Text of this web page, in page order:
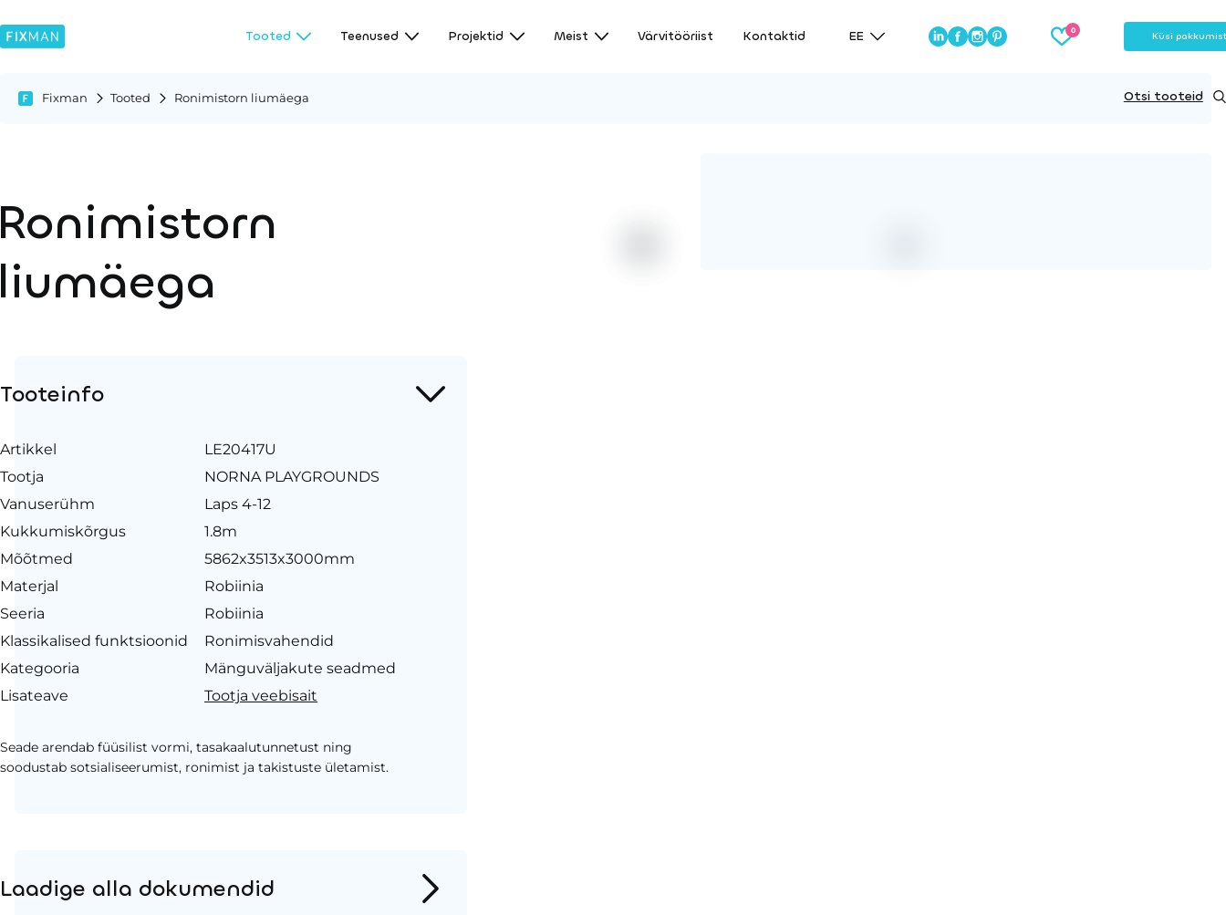
Tooted Teenused Projektid Meist Värvitööriist Kontaktid EE Küsi pakkumist
Fixman Tooted Ronimistorn liumäega Otsi tooteid
Tooteinfo
Artikkel
LE20417U
Tootja
NORNA PLAYGROUNDS
Vanuserühm
Laps 4-12
Kukkumiskõrgus
1.8m
Mõõtmed
5862x3513x3000mm
Materjal
Robiinia
Seeria
Robiinia
Klassikalised funktsioonid
Ronimisvahendid
Kategooria
Mänguväljakute seadmed
Lisateave
Tootja veebisait
Seade arendab füüsilist vormi, tasakaalutunnetust ning
soodustab sotsialiseerumist, ronimist ja takistuste ületamist.
Laadige alla dokumendid